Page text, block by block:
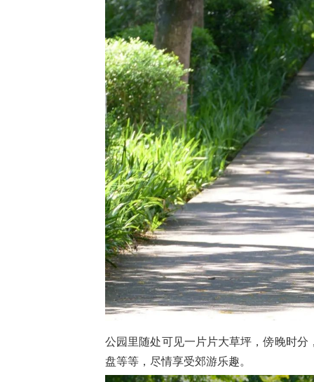
公园里随处可见一片片大草坪，傍晚时
盘等等，尽情享受郊游乐趣。